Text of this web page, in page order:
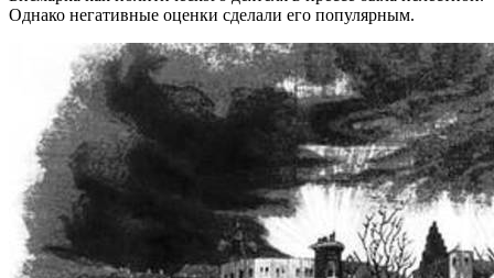
Однако негативные оценки сделали его популярным.